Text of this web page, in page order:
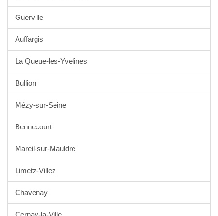
Guerville
Auffargis
La Queue-les-Yvelines
Bullion
Mézy-sur-Seine
Bennecourt
Mareil-sur-Mauldre
Limetz-Villez
Chavenay
Cernay-la-Ville